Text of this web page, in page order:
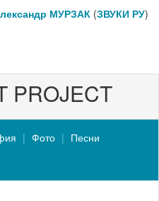
МУРЗАК (ЗВУКИ РУ)
PROJECT
Фото
Песни